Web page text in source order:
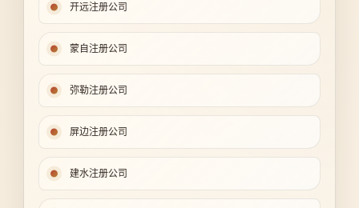
开远注册公司
蒙自注册公司
弥勒注册公司
屏边注册公司
建水注册公司